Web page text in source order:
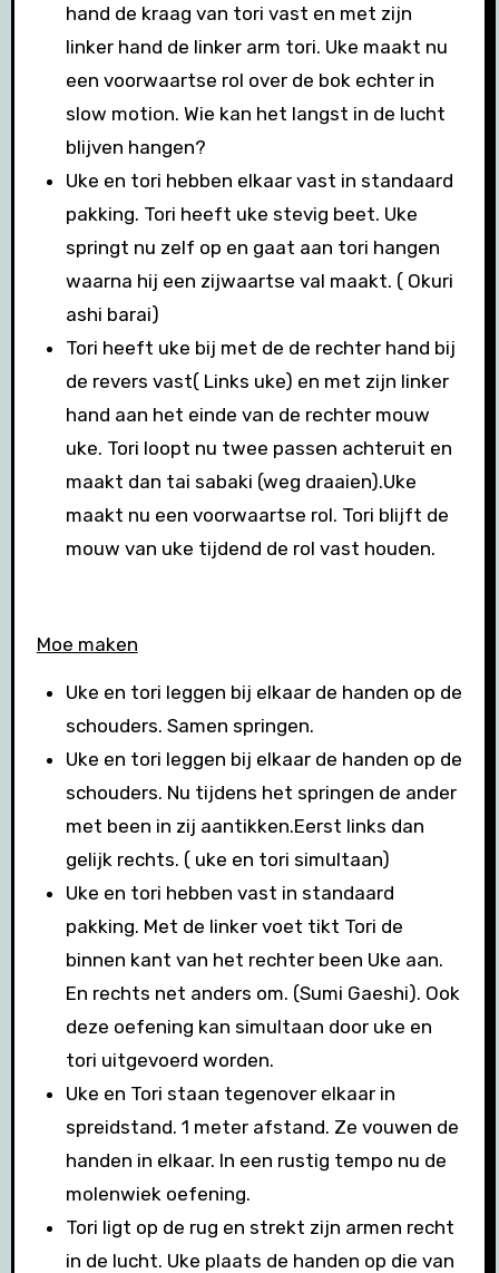
hand de kraag van tori vast en met zijn
linker hand de linker arm tori. Uke maakt nu
een voorwaartse rol over de bok echter in
slow motion. Wie kan het langst in de lucht
blijven hangen?
Uke en tori hebben elkaar vast in standaard
pakking. Tori heeft uke stevig beet. Uke
springt nu zelf op en gaat aan tori hangen
waarna hij een zijwaartse val maakt. ( Okuri
ashi barai)
Tori heeft uke bij met de de rechter hand bij
de revers vast( Links uke) en met zijn linker
hand aan het einde van de rechter mouw
uke. Tori loopt nu twee passen achteruit en
maakt dan tai sabaki (weg draaien).Uke
maakt nu een voorwaartse rol. Tori blijft de
mouw van uke tijdend de rol vast houden.
Moe maken
Uke en tori leggen bij elkaar de handen op de
schouders. Samen springen.
Uke en tori leggen bij elkaar de handen op de
schouders. Nu tijdens het springen de ander
met been in zij aantikken.Eerst links dan
gelijk rechts. ( uke en tori simultaan)
Uke en tori hebben vast in standaard
pakking. Met de linker voet tikt Tori de
binnen kant van het rechter been Uke aan.
En rechts net anders om. (Sumi Gaeshi). Ook
deze oefening kan simultaan door uke en
tori uitgevoerd worden.
Uke en Tori staan tegenover elkaar in
spreidstand. 1 meter afstand. Ze vouwen de
handen in elkaar. In een rustig tempo nu de
molenwiek oefening.
Tori ligt op de rug en strekt zijn armen recht
in de lucht. Uke plaats de handen op die van